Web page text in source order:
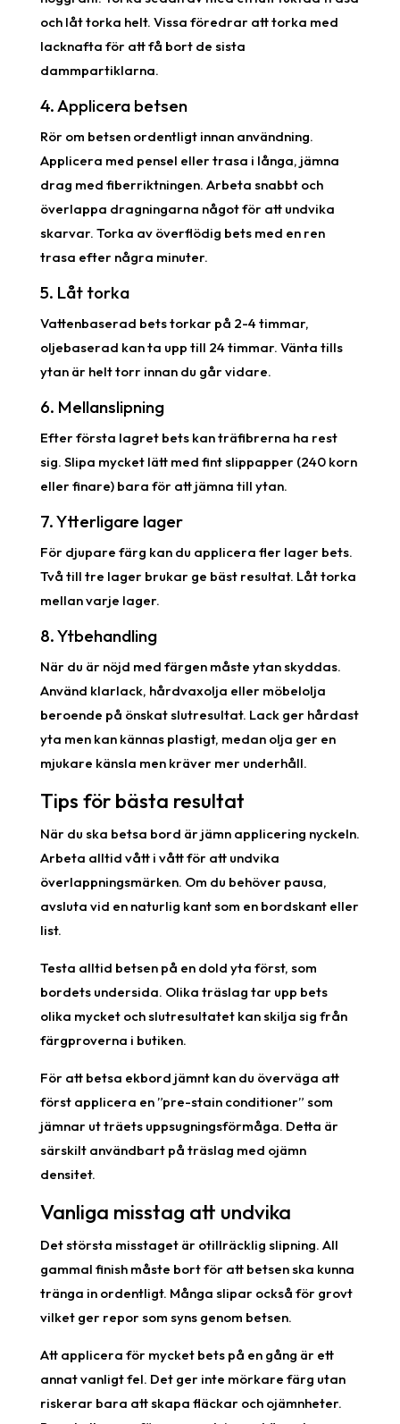
och låt torka helt. Vissa föredrar att torka med
lacknafta för att få bort de sista
dammpartiklarna.
4. Applicera betsen
Rör om betsen ordentligt innan användning.
Applicera med pensel eller trasa i långa, jämna
drag med fiberriktningen. Arbeta snabbt och
överlappa dragningarna något för att undvika
skarvar. Torka av överflödig bets med en ren
trasa efter några minuter.
5. Låt torka
Vattenbaserad bets torkar på 2-4 timmar,
oljebaserad kan ta upp till 24 timmar. Vänta tills
ytan är helt torr innan du går vidare.
6. Mellanslipning
Efter första lagret bets kan träfibrerna ha rest
sig. Slipa mycket lätt med fint slippapper (240 korn
eller finare) bara för att jämna till ytan.
7. Ytterligare lager
För djupare färg kan du applicera fler lager bets.
Två till tre lager brukar ge bäst resultat. Låt torka
mellan varje lager.
8. Ytbehandling
När du är nöjd med färgen måste ytan skyddas.
Använd klarlack, hårdvaxolja eller möbelolja
beroende på önskat slutresultat. Lack ger hårdast
yta men kan kännas plastigt, medan olja ger en
mjukare känsla men kräver mer underhåll.
Tips för bästa resultat
När du ska betsa bord är jämn applicering nyckeln.
Arbeta alltid vått i vått för att undvika
överlappningsmärken. Om du behöver pausa,
avsluta vid en naturlig kant som en bordskant eller
list.
Testa alltid betsen på en dold yta först, som
bordets undersida. Olika träslag tar upp bets
olika mycket och slutresultatet kan skilja sig från
färgproverna i butiken.
För att betsa ekbord jämnt kan du överväga att
först applicera en ”pre-stain conditioner” som
jämnar ut träets uppsugningsförmåga. Detta är
särskilt användbart på träslag med ojämn
densitet.
Vanliga misstag att undvika
Det största misstaget är otillräcklig slipning. All
gammal finish måste bort för att betsen ska kunna
tränga in ordentligt. Många slipar också för grovt
vilket ger repor som syns genom betsen.
Att applicera för mycket bets på en gång är ett
annat vanligt fel. Det ger inte mörkare färg utan
riskerar bara att skapa fläckar och ojämnheter.